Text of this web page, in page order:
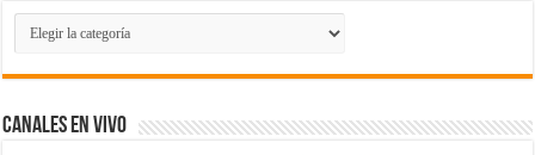
Lista
de
Videos
Canales En Vivo